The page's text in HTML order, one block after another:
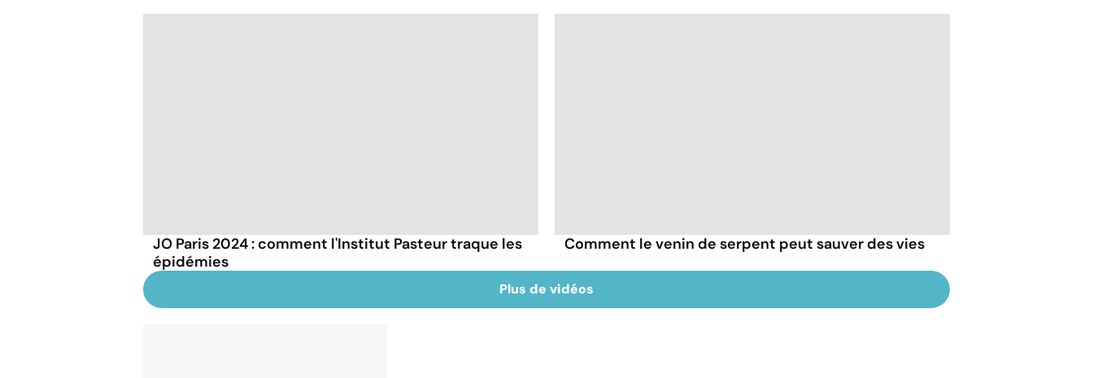
JO Paris 2024 : comment l'Institut Pasteur traque les
épidémies
Comment le venin de serpent peut sauver des vies
Plus de vidéos